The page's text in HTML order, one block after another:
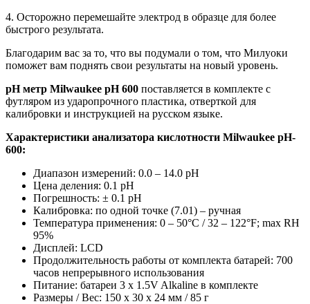
4. Осторожно перемешайте электрод в образце для более
быстрого результата.
Благодарим вас за то, что вы подумали о том, что Милуоки
поможет вам поднять свои результаты на новый уровень.
pH метр Milwaukee pH 600 поставляется в комплекте с
футляром из ударопрочного пластика, отверткой для
калибровки и инструкцией на русском языке.
Характеристики анализатора кислотности Milwaukee pH-
600:
Диапазон измерений: 0.0 – 14.0 pH
Цена деления: 0.1 pH
Погрешность: ± 0.1 pH
Калибровка: по одной точке (7.01) – ручная
Температура применения: 0 – 50°C / 32 – 122°F; max RH
95%
Дисплей: LCD
Продолжительность работы от комплекта батарей: 700
часов непрерывного использования
Питание: батареи 3 x 1.5V Alkaline в комплекте
Размеры / Вес: 150 x 30 x 24 мм / 85 г